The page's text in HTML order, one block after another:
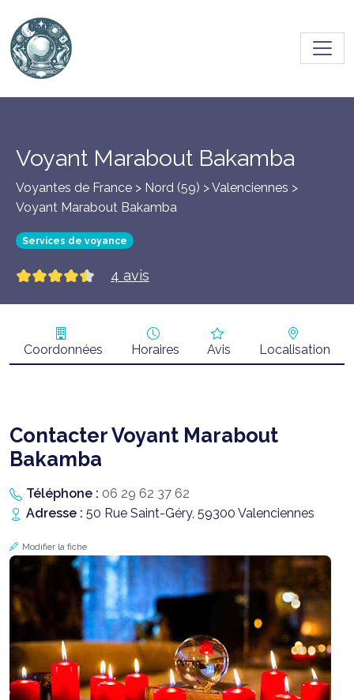
Voyant Marabout Bakamba
Voyantes de France > Nord (59) >Valenciennes >
Voyant Marabout Bakamba
Services de voyance
4 avis
Coordonnées Horaires Avis Localisation
Contacter Voyant Marabout
Bakamba
Téléphone : 06 29 62 37 62
Adresse : 50 Rue Saint-Géry, 59300 Valenciennes
Modifier la fiche